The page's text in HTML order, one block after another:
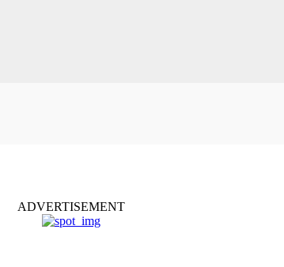
ADVERTISEMENT